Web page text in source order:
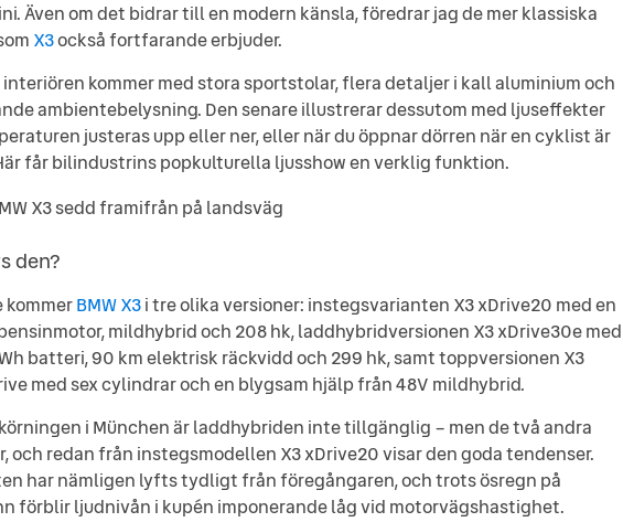
Även om det bidrar till en modern känsla, föredrar jag de mer klassiska
X3också fortfarande erbjuder.
interiören kommer med stora sportstolar, flera detaljer i kall aluminium och
ambientebelysning. Den senare illustrerar dessutom med ljuseffekter
justeras upp eller ner, eller när du öppnar dörren när en cyklist är
får bilindustrins popkulturella ljusshow en verklig funktion.
den?
kommerBMW X3i tre olika versioner: instegsvarianten X3 xDrive20 med en
mildhybrid och 208 hk, laddhybridversionen X3 xDrive30e med
batteri, 90 km elektrisk räckvidd och 299 hk, samt toppversionen X3
med sex cylindrar och en blygsam hjälp från 48V mildhybrid.
i München är laddhybriden inte tillgänglig – men de två andra
och redan från instegsmodellen X3 xDrive20 visar den goda tendenser.
har nämligen lyfts tydligt från föregångaren, och trots ösregn på
förblir ljudnivån i kupén imponerande låg vid motorvägshastighet.